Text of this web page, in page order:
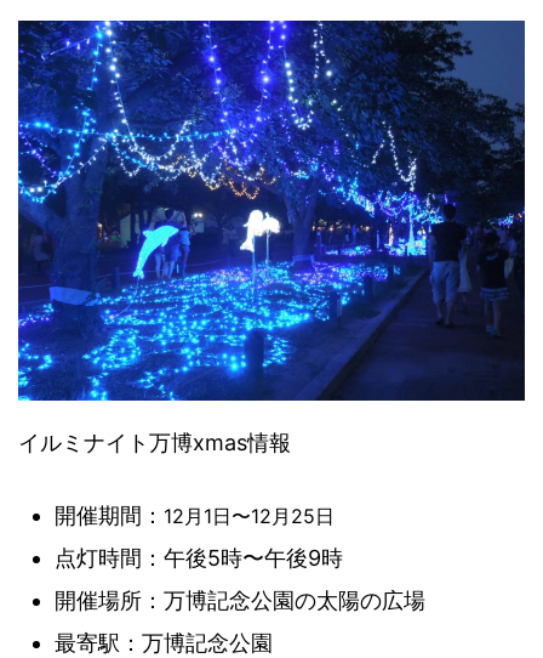
イルミナイト万博xmas情報
開催期間： 12月1日〜12月25日
点灯時間：午後5時〜午後9時
開催場所：万博記念公園の太陽の広場
最寄駅：万博記念公園